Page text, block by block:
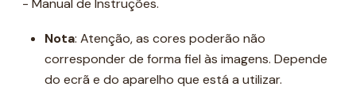
- Manual de Instruções.
Nota: Atenção, as cores poderão não
corresponder de forma fiel às imagens. Depende
do ecrã e do aparelho que está a utilizar.